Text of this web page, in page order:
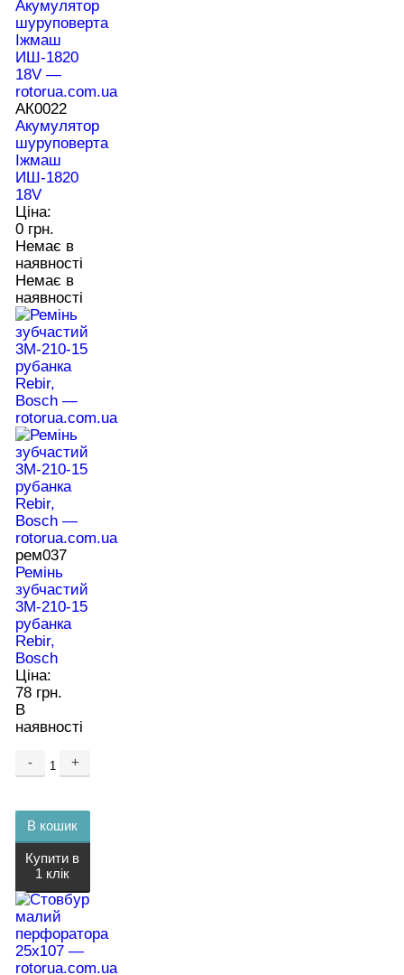
АК0022
Акумулятор
шуруповерта
Іжмаш
ИШ-1820
18V
Ціна:
0 грн.
Немає в
наявності
Немає в
наявності
рем037
Ремінь
зубчастий
3М-210-15
рубанка
Rebir,
Bosch
Ціна:
78 грн.
В
наявності
- +
В кошик
Купити в
1 клік